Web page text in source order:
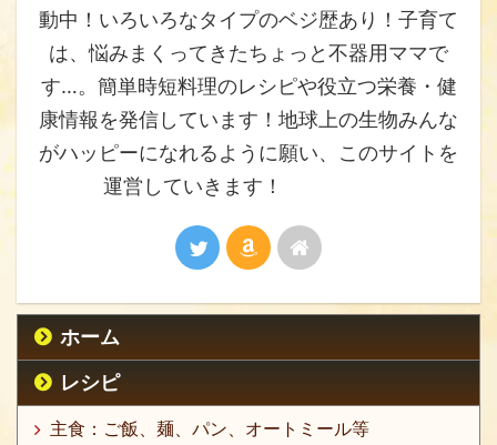
動中！いろいろなタイプのベジ歴あり！子育て
は、悩みまくってきたちょっと不器用ママで
す…。簡単時短料理のレシピや役立つ栄養・健
康情報を発信しています！地球上の生物みんな
がハッピーになれるように願い、このサイトを
運営していきます！
ホーム
レシピ
主食：ご飯、麺、パン、オートミール等